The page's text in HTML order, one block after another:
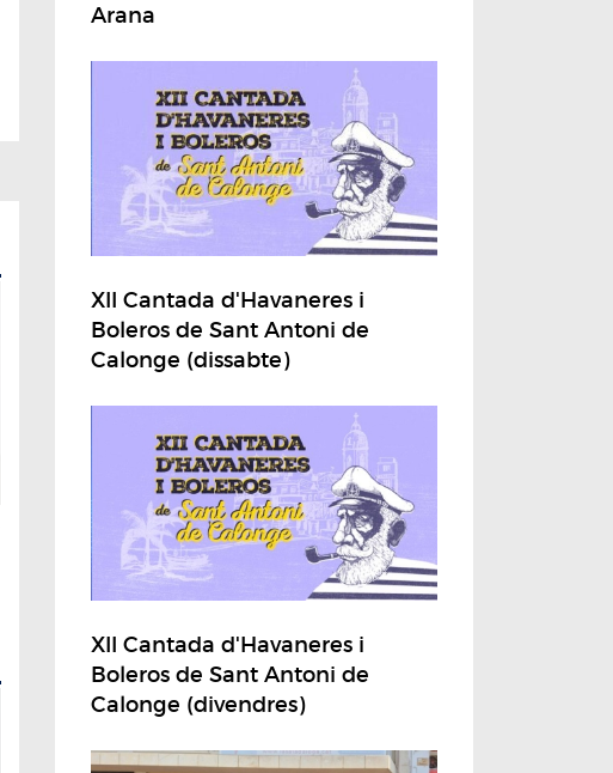
Arana
XII Cantada d'Havaneres i
Boleros de Sant Antoni de
Calonge (dissabte)
XII Cantada d'Havaneres i
Boleros de Sant Antoni de
Calonge (divendres)